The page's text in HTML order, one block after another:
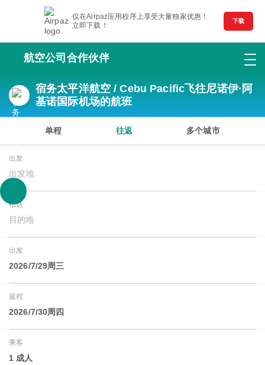
仅在Airpaz应用程序上享受大量独家优惠！
立即下载！
下载
航空公司合作伙伴
宿务太平洋航空 / Cebu Pacific飞往尼诺伊·阿
基诺国际机场的航班
单程 往返 多个城市
出发
出发地
抵达
目的地
出发
2026/7/29周三
返程
2026/7/30周四
乘客
1 成人